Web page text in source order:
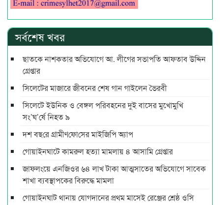
সর্বশেষ খবর
ছাতকে নাশকতার অভিযোগে আ. লীগের সভাপ‌তি আফতাব উদ্দিন
গ্রেপ্তার
সিলেটের মাজারে জীবনের শেষ গান গাইলেন ভৈরবী
সিলেটে ইউনিক ও বেঙ্গল পরিবহনের দুই বাসের মুখোমুখি
সং’ঘ’র্ষে নিহত ৯
দশ বছ‌রে গ্রামীণ‌ফো‌সের মাইজিপি অ্যাপ
গোয়াইনঘাটে কামরুল হত্যা মামলায় ৪ আসামি গ্রেপ্তার
জাফলংয়ে এনজিওর ৬৪ লাখ টাকা আত্মসাতের অভিযোগে সাবেক
শাখা ব্যবস্থাপকের বিরুদ্ধে মামলা
গোয়াইনঘাট থানায় যোগদানের প্রথম মাসেই রেঞ্জের শ্রেষ্ঠ ওসি